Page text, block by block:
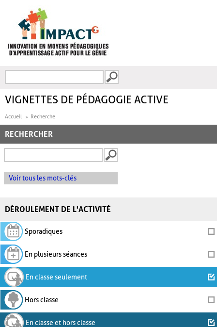
FORMULAIRE DE
VIGNETTES DE PÉDAGOGIE ACTIVE
Accueil Recherche
RECHERCHER
Voir tous les mots-clés
DÉROULEMENT DE L'ACTIVITÉ
Sporadiques
En plusieurs séances
En classe seulement
Hors classe
En classe et hors classe